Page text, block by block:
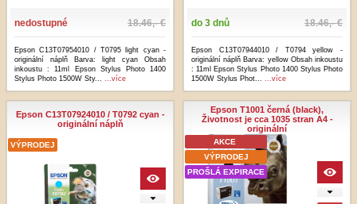
nedostupné 18.46,- €
Epson C13T07954010 / T0795 light cyan -
originální náplň Barva: light cyan Obsah
inkoustu : 11ml Epson Stylus Photo 1400
Stylus Photo 1500W Sty... ...více
do 3 dnů 18.46,- €
Epson C13T07944010 / T0794 yellow -
originální náplň Barva: yellow Obsah inkoustu
: 11ml Epson Stylus Photo 1400 Stylus Photo
1500W Stylus Phot... ...více
Epson C13T07924010 / T0792 cyan -
originální náplň
VÝPRODEJ
Epson T1001 černá (black),
Životnost je cca 1035 stran A4 -
originální
AKCE
VÝPRODEJ
PROŠLÁ EXPIRACE